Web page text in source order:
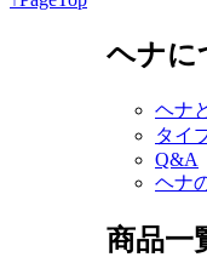
ヘナに
ヘナ
タイ
Q&A
ヘナ
商品一